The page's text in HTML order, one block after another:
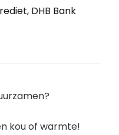
DHB Bank
kou of warmte!